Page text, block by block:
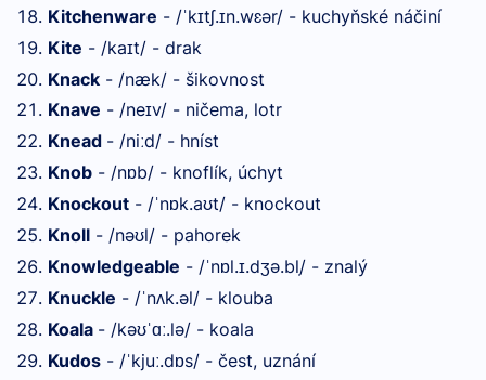
Kitchenware - /ˈkɪtʃ.ɪn.wɛər/ - kuchyňské náčiní
Kite - /kaɪt/ - drak
Knack - /næk/ - šikovnost
Knave - /neɪv/ - ničema, lotr
Knead - /niːd/ - hníst
Knob - /nɒb/ - knoflík, úchyt
Knockout - /ˈnɒk.aʊt/ - knockout
Knoll - /nəʊl/ - pahorek
Knowledgeable - /ˈnɒl.ɪ.dʒə.bl/ - znalý
Knuckle - /ˈnʌk.əl/ - klouba
Koala - /kəʊˈɑː.lə/ - koala
Kudos - /ˈkjuː.dɒs/ - čest, uznání